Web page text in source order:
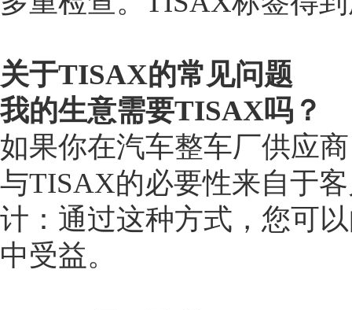
关于TISAX的常见问题
我的生意需要TISAX吗？
如果你在汽车整车厂供应
与TISAX的必要性来自于
计：通过这种方式，您可
中受益。